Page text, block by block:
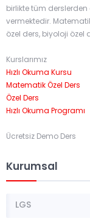
birlikte tüm derslerden
vermektedir.
özel ders, biyoloji özel
Kurslarımız
Hızlı Okuma Kursu
Matematik Özel Ders
Özel Ders
Hızlı Okuma Programı
Ücretsiz Demo Ders
Kurumsal
LGS